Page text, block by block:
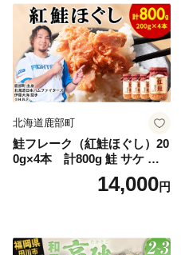
北海道鹿部町
鮭フレーク（紅鮭ほぐし）20
0g×4本 計800g 鮭 サケ 鮭
ほぐし サケフレーク シャケ
フレーク 鮭フレーク14,000円